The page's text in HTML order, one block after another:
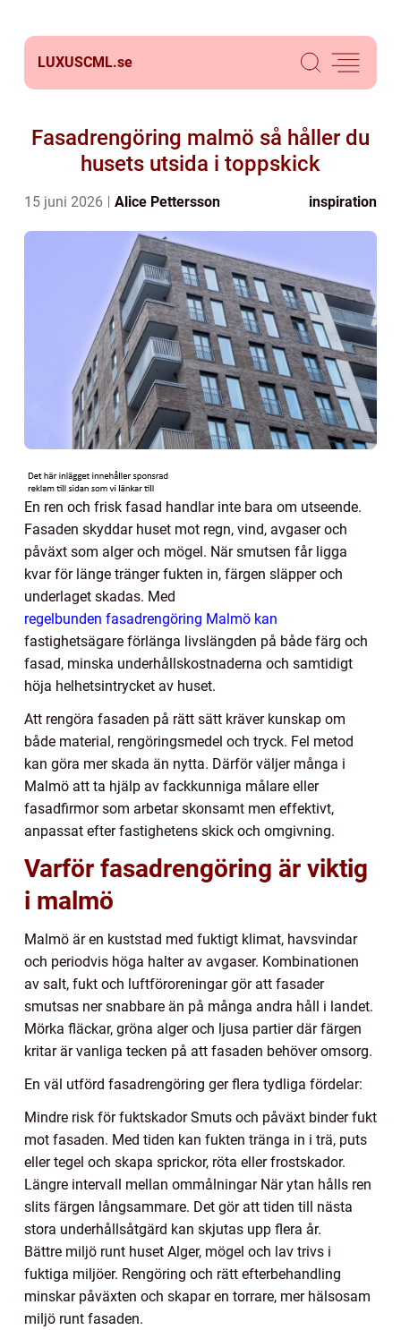
LUXUSCML.se
Fasadrengöring malmö så håller du
husets utsida i toppskick
15 juni 2026 Alice Pettersson inspiration
En ren och frisk fasad handlar inte bara om utseende.
Fasaden skyddar huset mot regn, vind, avgaser och
påväxt som alger och mögel. När smutsen får ligga
kvar för länge tränger fukten in, färgen släpper och
underlaget skadas. Med
regelbunden fasadrengöring Malmö kan
fastighetsägare förlänga livslängden på både färg och
fasad, minska underhållskostnaderna och samtidigt
höja helhetsintrycket av huset.
Att rengöra fasaden på rätt sätt kräver kunskap om
både material, rengöringsmedel och tryck. Fel metod
kan göra mer skada än nytta. Därför väljer många i
Malmö att ta hjälp av fackkunniga målare eller
fasadfirmor som arbetar skonsamt men effektivt,
anpassat efter fastighetens skick och omgivning.
Varför fasadrengöring är viktig
i malmö
Malmö är en kuststad med fuktigt klimat, havsvindar
och periodvis höga halter av avgaser. Kombinationen
av salt, fukt och luftföroreningar gör att fasader
smutsas ner snabbare än på många andra håll i landet.
Mörka fläckar, gröna alger och ljusa partier där färgen
kritar är vanliga tecken på att fasaden behöver omsorg.
En väl utförd fasadrengöring ger flera tydliga fördelar:
Mindre risk för fuktskador Smuts och påväxt binder fukt
mot fasaden. Med tiden kan fukten tränga in i trä, puts
eller tegel och skapa sprickor, röta eller frostskador.
Längre intervall mellan ommålningar När ytan hålls ren
slits färgen långsammare. Det gör att tiden till nästa
stora underhållsåtgärd kan skjutas upp flera år.
Bättre miljö runt huset Alger, mögel och lav trivs i
fuktiga miljöer. Rengöring och rätt efterbehandling
minskar påväxten och skapar en torrare, mer hälsosam
miljö runt fasaden.